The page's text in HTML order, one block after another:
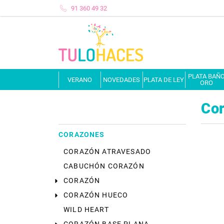
91 360 49 32
VERANO NOVEDADES PLATA DE LEY PLATA
ORO
CORAZONES
CORAZÓN ATRAVESADO
CABUCHÓN CORAZÓN
CORAZÓN
CORAZÓN HUECO
WILD HEART